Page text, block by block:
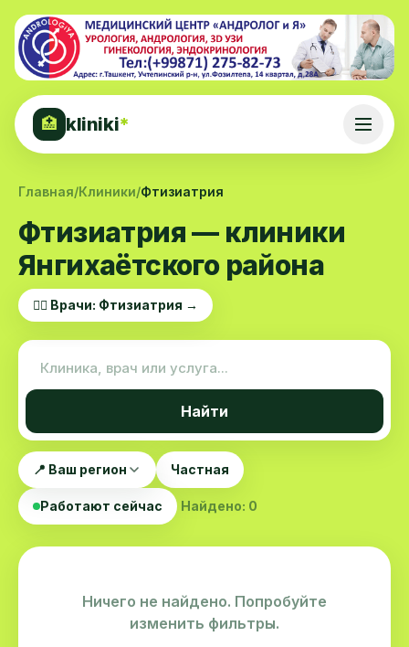
🏥 kliniki*
Главная/Клиники/Фтизиатрия
Фтизиатрия — клиники
Янгихаётского района
👨‍⚕️ Врачи: Фтизиатрия →
Найти
📍 Ваш регион Частная
Работают сейчас Найдено: 0
Ничего не найдено. Попробуйте
изменить фильтры.